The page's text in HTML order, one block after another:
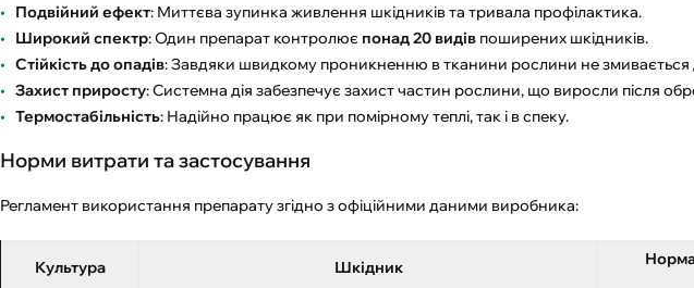
Подвійний ефект: Миттєва зупинка живлення шкідників та тривала профілактика.
Широкий спектр: Один препарат контролює понад 20 видів поширених шкідників.
Стійкість до опадів: Завдяки швидкому проникненню в тканини рослини не
Захист приросту: Системна дія забезпечує захист частин рослини, що виросли після
Термостабільність: Надійно працює як при помірному теплі, так і в спеку.
Норми витрати та застосування
Регламент використання препарату згідно з офіційними даними виробника:
Культура Шкідник